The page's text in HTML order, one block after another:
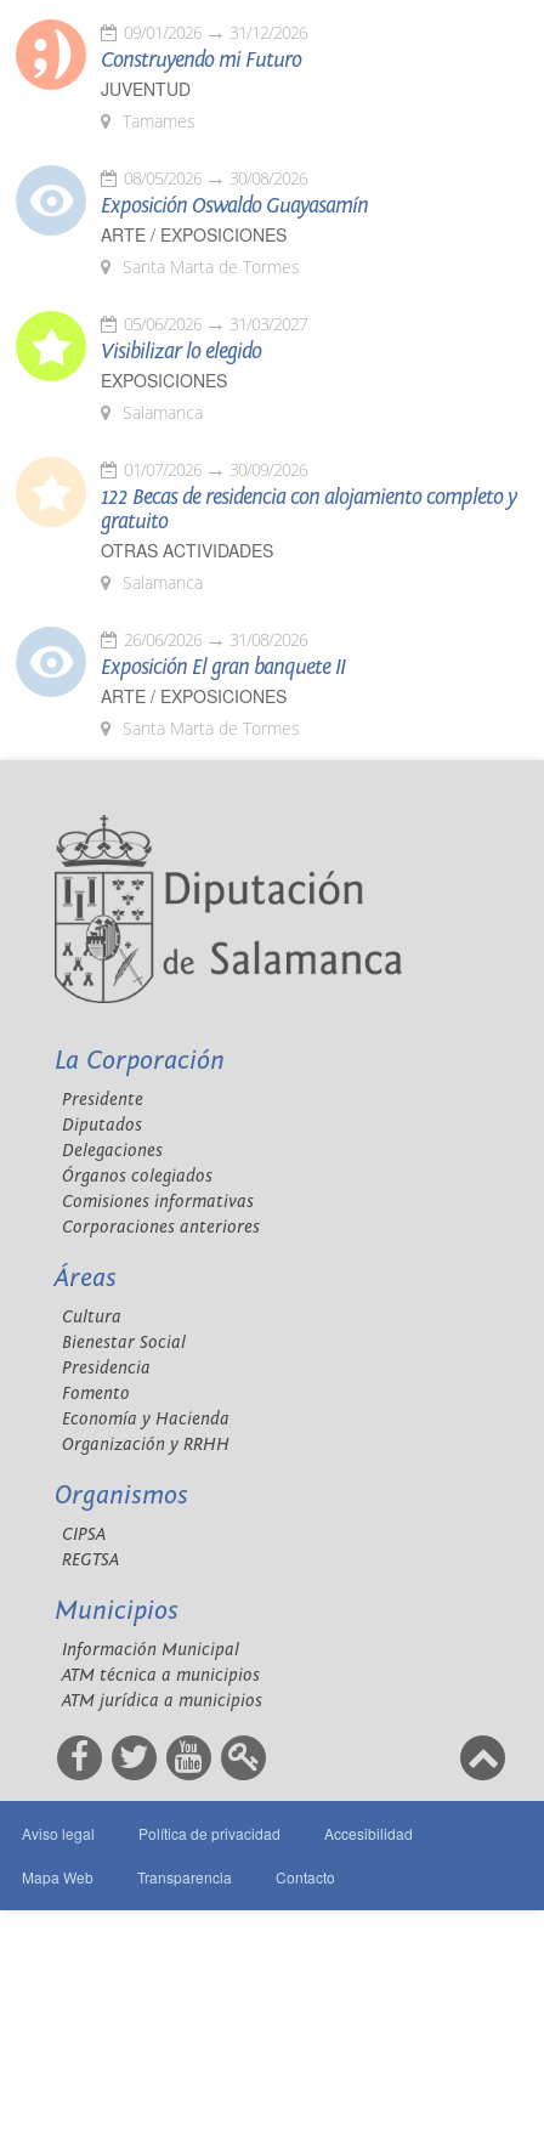
09/01/2026 31/12/2026
Construyendo mi Futuro
JUVENTUD
Tamames
08/05/2026 30/08/2026
Exposición Oswaldo Guayasamín
ARTE / EXPOSICIONES
Santa Marta de Tormes
05/06/2026 31/03/2027
Visibilizar lo elegido
EXPOSICIONES
Salamanca
01/07/2026 30/09/2026
122 Becas de residencia con alojamiento completo y
gratuito
OTRAS ACTIVIDADES
Salamanca
26/06/2026 31/08/2026
Exposición El gran banquete II
ARTE / EXPOSICIONES
Santa Marta de Tormes
La Corporación
Presidente
Diputados
Delegaciones
Órganos colegiados
Comisiones informativas
Corporaciones anteriores
Áreas
Cultura
Bienestar Social
Presidencia
Fomento
Economía y Hacienda
Organización y RRHH
Organismos
CIPSA
REGTSA
Municipios
Información Municipal
ATM técnica a municipios
ATM jurídica a municipios
Aviso legal Política de privacidad Accesibilidad
Mapa Web Transparencia Contacto